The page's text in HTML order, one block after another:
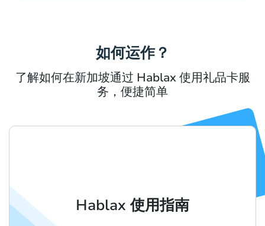
如何运作？
了解如何在新加坡通过 Hablax 使用礼品卡服
务，便捷简单
Hablax 使用指南